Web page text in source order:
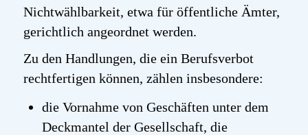
Nichtwählbarkeit, etwa für öffentliche Ämter,
gerichtlich angeordnet werden.
Zu den Handlungen, die ein Berufsverbot
rechtfertigen können, zählen insbesondere:
die Vornahme von Geschäften unter dem
Deckmantel der Gesellschaft, die